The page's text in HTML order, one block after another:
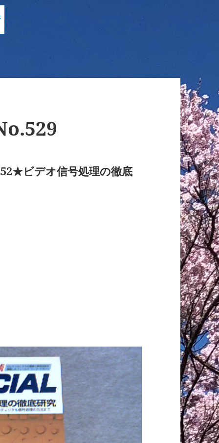
ビデオ信号処理の徹底